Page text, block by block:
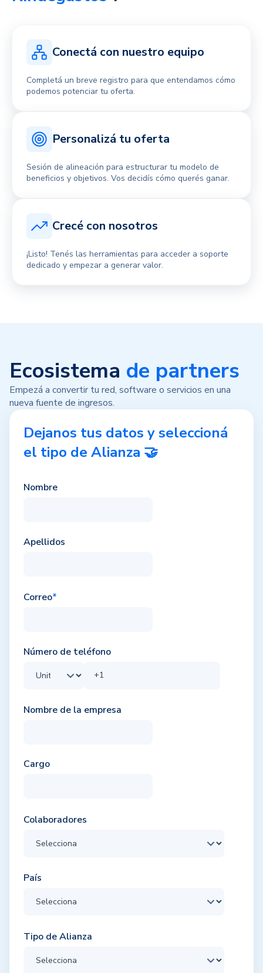
Conectá con nuestro equipo
Completá un breve registro para que entendamos cómo
podemos potenciar tu oferta.
Personalizá tu oferta
Sesión de alineación para estructurar tu modelo de
beneficios y objetivos. Vos decidís cómo querés ganar.
Crecé con nosotros
¡Listo! Tenés las herramientas para acceder a soporte
dedicado y empezar a generar valor.
Ecosistema de partners
Empezá a convertir tu red, software o servicios en una
nueva fuente de ingresos.
Dejanos tus datos y seleccioná
el tipo de Alianza 🤝
Nombre
Apellidos
Correo*
Número de teléfono
Nombre de la empresa
Cargo
Colaboradores
País
Tipo de Alianza